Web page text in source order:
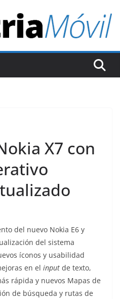
X7 con
del nuevo Nokia E6 y
del sistema
íconos y usabilidad
en el input de texto,
rápida y nuevos Mapas de
de búsqueda y rutas de